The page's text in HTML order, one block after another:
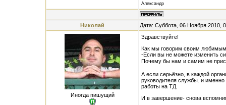
Александр
Николай Дата: Суббота, 06 Ноября 2010,
Иногда пишущий
Здравствуйте!
Как мы говорим своим
-Если вы не можете изменить
Почему бы нам и самим не
А если серьёзно, в каждой
руководителя службы. и
работы на ТД.
И в завершение- снова